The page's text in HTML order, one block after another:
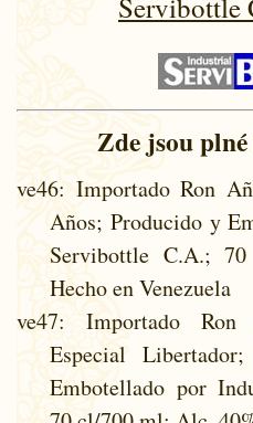
Zde jsou
ve46: Importado Ron
Años; Producido y
Servibottle C.A.;
Hecho en Venezuela
ve47: Importado Ron
Especial
Embotellado por